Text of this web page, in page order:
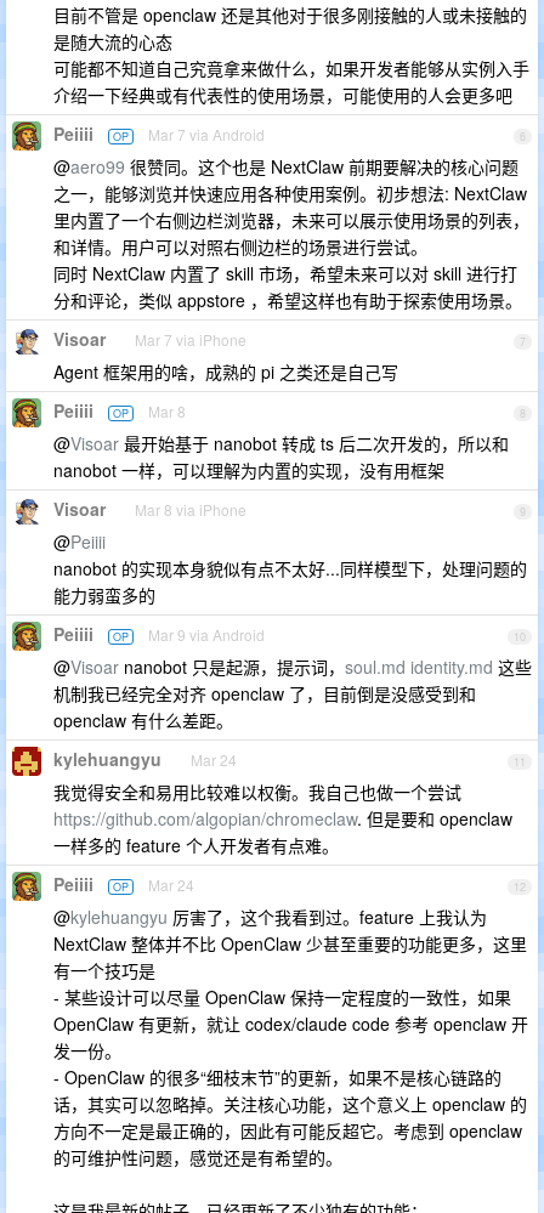
目前不管是 openclaw 还是其他对于很多刚接触的人或未接触的
是随大流的心态
可能都不知道自己究竟拿来做什么，如果开发者能够从实例入手
介绍一下经典或有代表性的使用场景，可能使用的人会更多吧
6
Peiiii OP Mar 7 via Android
@aero99 很赞同。这个也是 NextClaw 前期要解决的核心问题
之一，能够浏览并快速应用各种使用案例。初步想法: NextClaw
里内置了一个右侧边栏浏览器，未来可以展示使用场景的列表，
和详情。用户可以对照右侧边栏的场景进行尝试。
同时 NextClaw 内置了 skill 市场，希望未来可以对 skill 进行打
分和评论，类似 appstore ，希望这样也有助于探索使用场景。
7
Visoar Mar 7 via iPhone
Agent 框架用的啥，成熟的 pi 之类还是自己写
8
Peiiii OP Mar 8
@Visoar 最开始基于 nanobot 转成 ts 后二次开发的，所以和
nanobot 一样，可以理解为内置的实现，没有用框架
9
Visoar Mar 8 via iPhone
@Peiiii
nanobot 的实现本身貌似有点不太好...同样模型下，处理问题的
能力弱蛮多的
10
Peiiii OP Mar 9 via Android
@Visoar nanobot 只是起源，提示词， soul.md identity.md 这些
机制我已经完全对齐 openclaw 了，目前倒是没感受到和
openclaw 有什么差距。
11
kylehuangyu Mar 24
我觉得安全和易用比较难以权衡。我自己也做一个尝试
https://github.com/algopian/chromeclaw. 但是要和 openclaw
一样多的 feature 个人开发者有点难。
12
Peiiii OP Mar 24
@kylehuangyu 厉害了，这个我看到过。feature 上我认为
NextClaw 整体并不比 OpenClaw 少甚至重要的功能更多，这里
有一个技巧是
- 某些设计可以尽量 OpenClaw 保持一定程度的一致性，如果
OpenClaw 有更新，就让 codex/claude code 参考 openclaw 开
发一份。
- OpenClaw 的很多“细枝末节”的更新，如果不是核心链路的
话，其实可以忽略掉。关注核心功能，这个意义上 openclaw 的
方向不一定是最正确的，因此有可能反超它。考虑到 openclaw
的可维护性问题，感觉还是有希望的。